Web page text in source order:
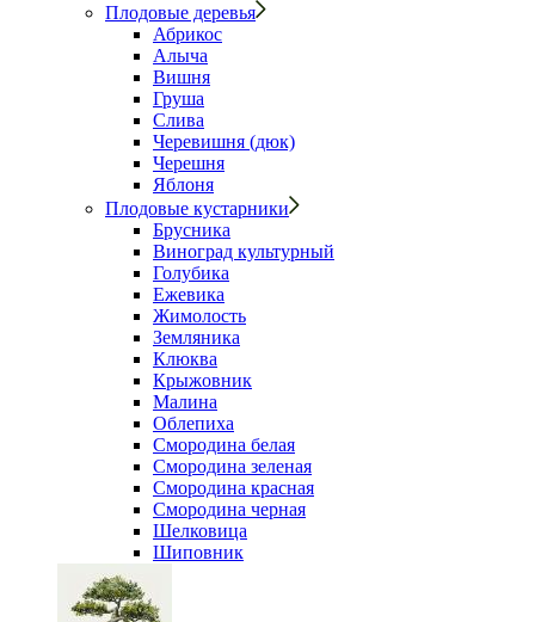
Плодовые деревья
Абрикос
Алыча
Вишня
Груша
Слива
Черевишня (дюк)
Черешня
Яблоня
Плодовые кустарники
Брусника
Виноград культурный
Голубика
Ежевика
Жимолость
Земляника
Клюква
Крыжовник
Малина
Облепиха
Смородина белая
Смородина зеленая
Смородина красная
Смородина черная
Шелковица
Шиповник